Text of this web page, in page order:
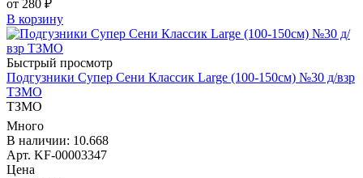
от 280 ₽
В корзину
Быстрый просмотр
Подгузники Супер Сени Классик Large (100-150см) №30 д/взр
ТЗМО
ТЗМО
Много
В наличии: 10.668
Арт. KF-00003347
Цена